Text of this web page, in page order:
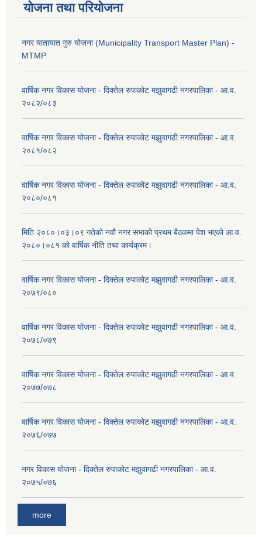
योजना तथा परियोजना
नगर यातायात गुरु योजना (Municipality Transport Master Plan) -
MTMP
वार्षिक नगर विकास योजना - दिक्तेल रुपाकोट मझुवागढी नगरपालिका - आ.व.
२०८२/०८३
वार्षिक नगर विकास योजना - दिक्तेल रुपाकोट मझुवागढी नगरपालिका - आ.व.
२०८१/०८२
वार्षिक नगर विकास योजना - दिक्तेल रुपाकोट मझुवागढी नगरपालिका - आ.व.
२०८०/०८१
मिति २०८०।०३।०९ गतेको नवौ नगर सभाको प्रथम बैठकमा पेश भएको आ.व.
२०८०।०८१ को वार्षिक नीति तथा कार्यक्रम।
वार्षिक नगर विकास योजना - दिक्तेल रुपाकोट मझुवागढी नगरपालिका - आ.व.
२०७९/०८०
वार्षिक नगर विकास योजना - दिक्तेल रुपाकोट मझुवागढी नगरपालिका - आ.व.
२०७८/०७९
वार्षिक नगर विकास योजना - दिक्तेल रुपाकोट मझुवागढी नगरपालिका - आ.व.
२०७७/०७८
वार्षिक नगर विकास योजना - दिक्तेल रुपाकोट मझुवागढी नगरपालिका - आ.व.
२०७६/०७७
नगर विकास योजना - दिक्तेल रुपाकोट मझुवागढी नगरपालिका - आ.व.
२०७५/०७६
more